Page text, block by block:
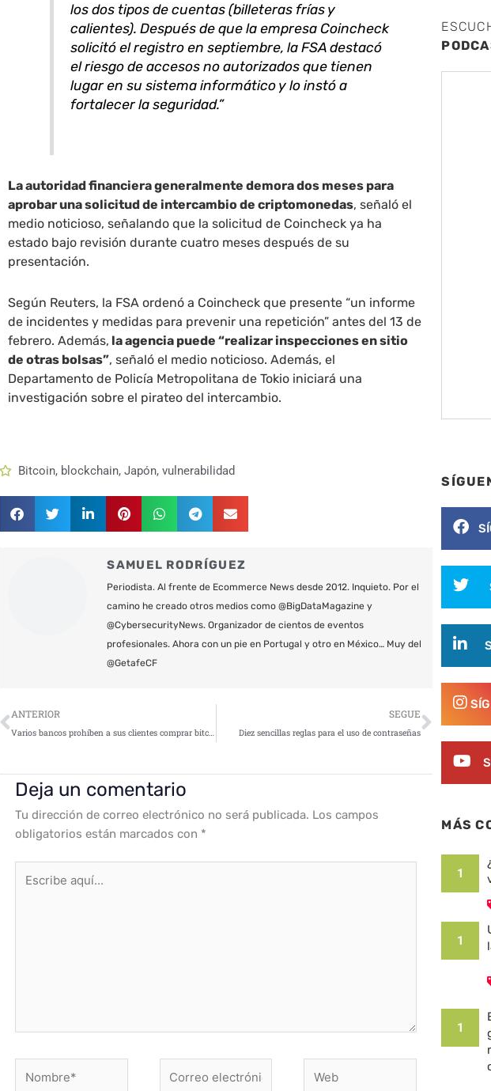
los dos tipos de cuentas (billeteras frías y
calientes). Después de que la empresa Coincheck
solicitó el registro en septiembre, la FSA destacó
el riesgo de accesos no autorizados que tienen
lugar en su sistema informático y lo instó a
fortalecer la seguridad.”
La autoridad financiera generalmente demora dos meses para
aprobar una solicitud de intercambio de criptomonedas, señaló el
medio noticioso, señalando que la solicitud de Coincheck ya ha
estado bajo revisión durante cuatro meses después de su
presentación.
Según Reuters, la FSA ordenó a Coincheck que presente “un informe
de incidentes y medidas para prevenir una repetición” antes del 13 de
febrero. Además, la agencia puede “realizar inspecciones en sitio
de otras bolsas”, señaló el medio noticioso. Además, el
Departamento de Policía Metropolitana de Tokio iniciará una
investigación sobre el pirateo del intercambio.
Bitcoin, blockchain,Japón,vulnerabilidad
SAMUEL RODRÍGUEZ
Periodista. Al frente de Ecommerce News desde 2012. Inquieto. Por el
camino he creado otros medios como @BigDataMagazine y
@CybersecurityNews. Organizador de cientos de eventos
profesionales. Ahora con un pie en Portugal y otro en México… Muy del
@GetafeCF
Ant
ANTERIOR
Varios bancos prohíben a sus clientes comprar bitcoin en sus tarjetas de crédito
SEGUE
Diez sencillas reglas para el uso de contraseñas
Deja un comentario
Tu dirección de correo electrónico no será publicada. Los campos
obligatorios están marcados con *
aquí...
electrónico*
MÁS
1
1
1